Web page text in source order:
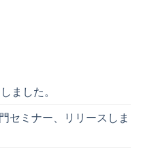
ました。
セミナー、リリースしま